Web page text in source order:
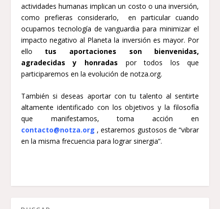
actividades humanas implican un costo o una inversión,
como prefieras considerarlo, en particular cuando
ocupamos tecnología de vanguardia para minimizar el
impacto negativo al Planeta la inversión es mayor. Por
ello tus aportaciones son bienvenidas,
agradecidas y honradas por todos los que
participaremos en la evolución de notza.org.
También si deseas aportar con tu talento al sentirte
altamente identificado con los objetivos y la filosofía
que manifestamos, toma acción en
contacto@notza.org , estaremos gustosos de “vibrar
en la misma frecuencia para lograr sinergia”.